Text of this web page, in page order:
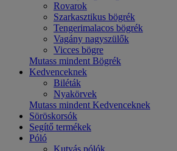
Rovarok
Szarkasztikus bögrék
Tengerimalacos bögrék
Vagány nagyszülők
Vicces bögre
Mutass mindent Bögrék
Kedvenceknek
Biléták
Nyakörvek
Mutass mindent Kedvenceknek
Söröskorsók
Segítő termékek
Póló
Kutyás pólók